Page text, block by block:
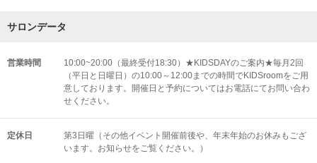
サロンデータ
営業時間
10:00~20:00（最終受付18:30）★KIDSDAYのご案内★毎月2回
（平日と日曜日）の10:00～12:00までの時間でKIDSroomをご用
意しております。開催日と予約についてはお電話にてお問い合わ
せください。
定休日
第3日曜（その他イベント開催前後や、年末年始のお休みもござ
います。お知らせをご覧ください。）